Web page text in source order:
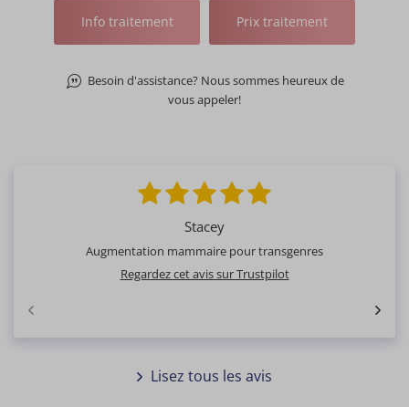
Info traitement Prix traitement
Besoin d'assistance? Nous sommes heureux de
vous appeler!
Stacey
Augmentation mammaire pour transgenres
Regardez cet avis sur Trustpilot
Lisez tous les avis